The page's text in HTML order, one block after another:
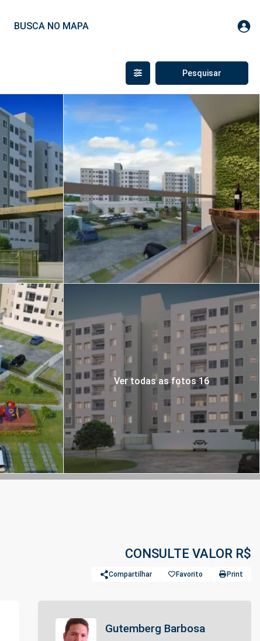
BUSCA NO MAPA
Ver todas as fotos 16
CONSULTE VALOR R$
Compartilhar Favorito Print
Gutemberg Barbosa